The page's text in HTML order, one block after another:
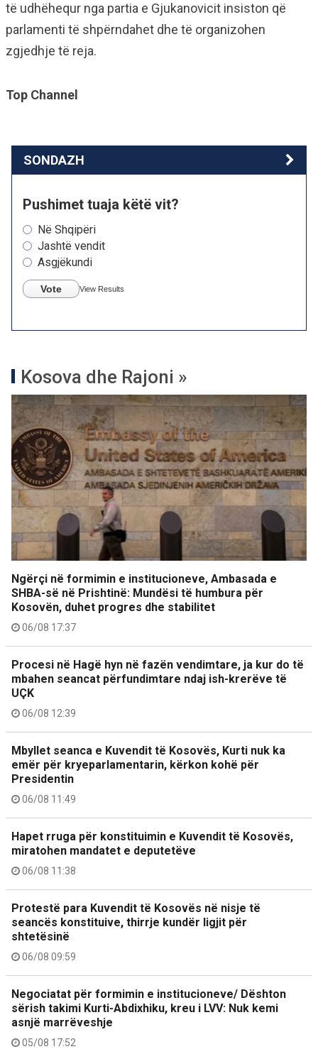
të udhëhequr nga partia e Gjukanovicit insiston që
parlamenti të shpërndahet dhe të organizohen
zgjedhje të reja.
Top Channel
SONDAZH
Pushimet tuaja këtë vit?
Në Shqipëri
Jashtë vendit
Asgjëkundi
Vote View Results
Kosova dhe Rajoni »
Ngërçi në formimin e institucioneve, Ambasada e
SHBA-së në Prishtinë: Mundësi të humbura për
Kosovën, duhet progres dhe stabilitet
06/08 17:37
Procesi në Hagë hyn në fazën vendimtare, ja kur do të
mbahen seancat përfundimtare ndaj ish-krerëve të
UÇK
06/08 12:39
Mbyllet seanca e Kuvendit të Kosovës, Kurti nuk ka
emër për kryeparlamentarin, kërkon kohë për
Presidentin
06/08 11:49
Hapet rruga për konstituimin e Kuvendit të Kosovës,
miratohen mandatet e deputetëve
06/08 11:38
Protestë para Kuvendit të Kosovës në nisje të
seancës konstituive, thirrje kundër ligjit për
shtetësinë
06/08 09:59
Negociatat për formimin e institucioneve/ Dështon
sërish takimi Kurti-Abdixhiku, kreu i LVV: Nuk kemi
asnjë marrëveshje
05/08 17:52